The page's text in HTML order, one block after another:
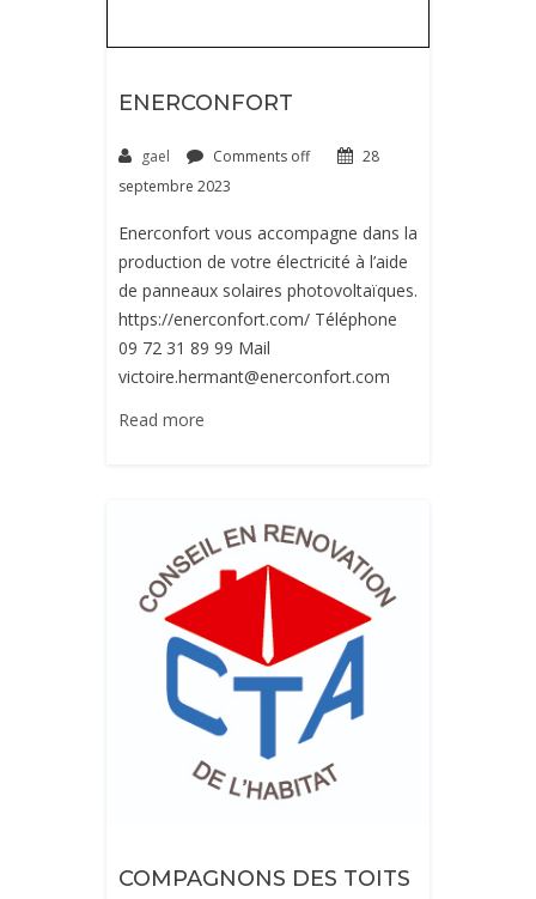
ENERCONFORT
gael Comments off
28
septembre 2023
Enerconfort vous accompagne dans la
production de votre électricité à l’aide
de panneaux solaires photovoltaïques.
https://enerconfort.com/ Téléphone
09 72 31 89 99 Mail
victoire.hermant@enerconfort.com
Read more
COMPAGNONS DES TOITS